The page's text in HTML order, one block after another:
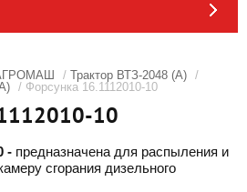
/ Трактор ВТЗ-2048 (А) /
/ Форсунка 16.1112010-10
10
- предназначена для распыления и
сгорания дизельного